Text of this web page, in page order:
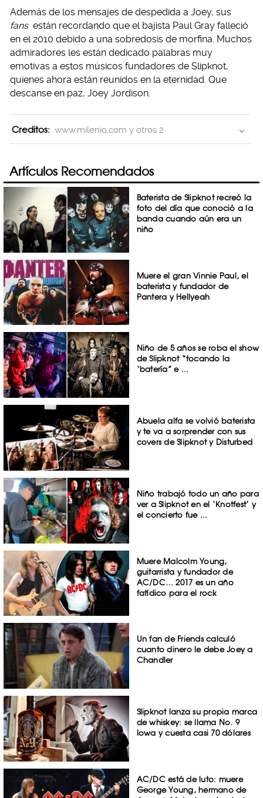
Además de los mensajes de despedida a Joey, sus
fans están recordando que el bajista Paul Gray falleció
en el 2010 debido a una sobredosis de morfina. Muchos
admiradores les están dedicado palabras muy
emotivas a estos músicos fundadores de Slipknot,
quienes ahora están reunidos en la eternidad. Que
descanse en paz, Joey Jordison.
Creditos: www.milenio.com y otros 2
Artículos Recomendados
Baterista de Slipknot recreó la
foto del día que conoció a la
banda cuando aún era un
niño
Muere el gran Vinnie Paul, el
baterista y fundador de
Pantera y Hellyeah
Niño de 5 años se roba el show
de Slipknot “tocando la
‘batería” e ...
Abuela alfa se volvió baterista
y te va a sorprender con sus
covers de Slipknot y Disturbed
Niño trabajó todo un año para
ver a Slipknot en el ‘Knotfest’ y
el concierto fue ...
Muere Malcolm Young,
guitarrista y fundador de
AC/DC… 2017 es un año
fatídico para el rock
Un fan de Friends calculó
cuanto dinero le debe Joey a
Chandler
Slipknot lanza su propia marca
de whiskey: se llama No. 9
Iowa y cuesta casi 70 dólares
AC/DC está de luto: muere
George Young, hermano de